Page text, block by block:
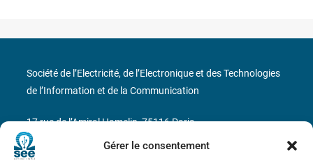
Gérer le consentement
Société de l’Electricité, de l’Electronique et des Technologies
de l’Information et de la Communication
17 rue de l’Amiral Hamelin75116 Paris
Métro : « Boissière » Ligne 6 et « Iéna » Ligne 9